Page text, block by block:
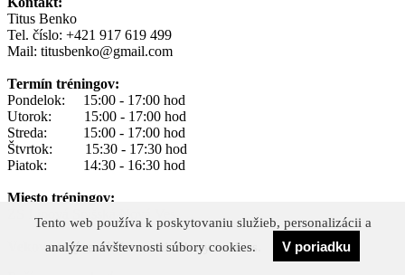
Tento web používa k poskytovaniu služieb, personalizácii a
analýze návštevnosti súbory cookies.
Súhlasím
Tento web používa k poskytovaniu služieb, personalizácii a
analýze návštevnosti súbory cookies.
V poriadku
Titus Benko
Tel. číslo: +421 917 619 499
Mail: titusbenko@gmail.com
Termín tréningov:
Pondelok: 15:00 - 17:00 hod
Utorok: 15:00 - 17:00 hod
Streda: 15:00 - 17:00 hod
Štvrtok: 15:30 - 17:30 hod
Piatok: 14:30 - 16:30 hod
Miesto tréningov:
ZŠ Lipová Spišská Nová Ves
Veková kategória:4 - 15 rokov